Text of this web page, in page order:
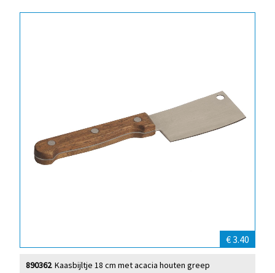
€ 3.40
Kaasbijltje 18 cm met acacia houten greep
890362